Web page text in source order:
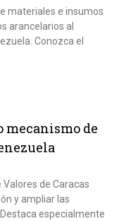
materiales e insumos
arancelarios al
Conozca el
mecanismo de
Valores de Caracas
y ampliar las
especialmente